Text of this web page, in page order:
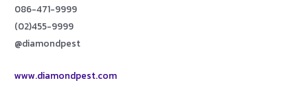
086-471-9999
(02)455-9999
@diamondpest
www.diamondpest.com